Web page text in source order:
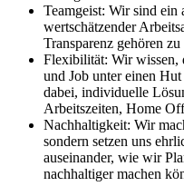
Teamgeist: Wir sind ein
wertschätzender
Transparenz gehören
Flexibilität: Wir wissen,
und Job unter einen
dabei, individuelle
Arbeitszeiten, Home
Nachhaltigkeit: Wir
sondern setzen uns
auseinander, wie wir
nachhaltiger machen